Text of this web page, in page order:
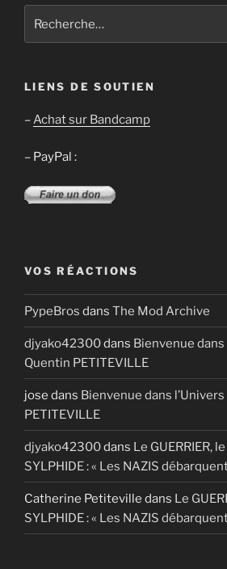
pour
LIENS DE SOUTIEN
– Achat sur Bandcamp
– PayPal :
VOS RÉACTIONS
PypeBros dans The Mod Archive
djyako42300dans Bienvenue dans
Quentin PETITEVILLE
jose dans Bienvenue dans
PETITEVILLE
djyako42300dans Le GUERRIER,
SYLPHIDE : « Les NAZIS
Catherine Petiteville dans Le
SYLPHIDE : « Les NAZIS